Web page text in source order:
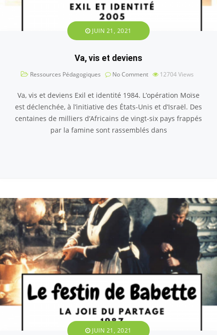
JUIN 21, 2021
Va, vis et deviens
Ressources Pédagogiques No Comment 12704Views
Va, vis et deviens Exil et identité 1984. L’opération Moïse
est déclenchée, à l’initiative des États-Unis et d’Israël. Des
centaines de milliers d’Africains de vingt-six pays frappés
par la famine sont rassemblés dans
JUIN 21, 2021